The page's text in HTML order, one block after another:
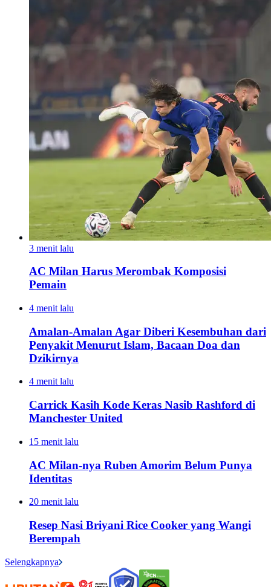
3 menit lalu
AC Milan Harus Merombak Komposisi
Pemain
4 menit lalu
Amalan-Amalan Agar Diberi Kesembuhan dari
Penyakit Menurut Islam, Bacaan Doa dan
Dzikirnya
4 menit lalu
Carrick Kasih Kode Keras Nasib Rashford di
Manchester United
15 menit lalu
AC Milan-nya Ruben Amorim Belum Punya
Identitas
20 menit lalu
Resep Nasi Briyani Rice Cooker yang Wangi
Berempah
Selengkapnya